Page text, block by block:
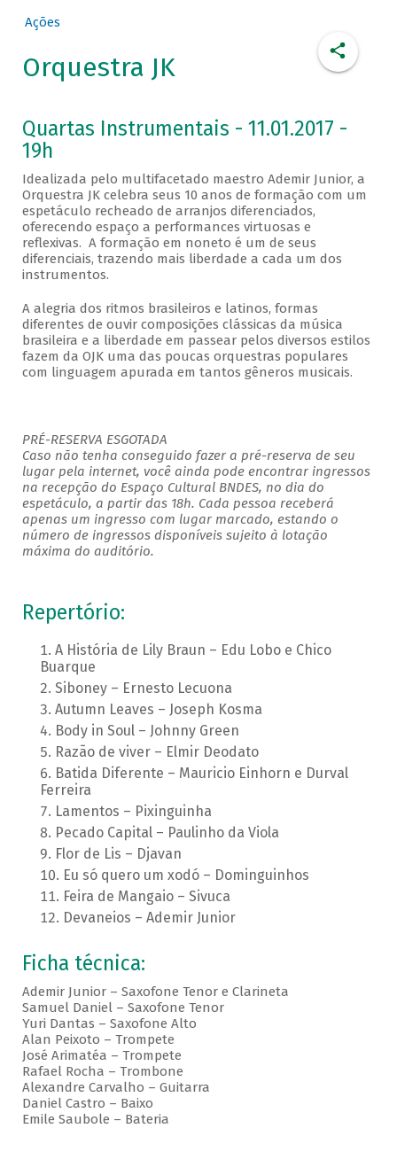
Ações
Orquestra JK
Quartas Instrumentais - 11.01.2017 -
19h
Idealizada pelo multifacetado maestro Ademir Junior, a
Orquestra JK celebra seus 10 anos de formação com um
espetáculo recheado de arranjos diferenciados,
oferecendo espaço a performances virtuosas e
reflexivas. A formação em noneto é um de seus
diferenciais, trazendo mais liberdade a cada um dos
instrumentos.
A alegria dos ritmos brasileiros e latinos, formas
diferentes de ouvir composições clássicas da música
brasileira e a liberdade em passear pelos diversos estilos
fazem da OJK uma das poucas orquestras populares
com linguagem apurada em tantos gêneros musicais.
PRÉ-RESERVA ESGOTADA
Caso não tenha conseguido fazer a pré-reserva de seu
lugar pela internet, você ainda pode encontrar ingressos
na recepção do Espaço Cultural BNDES, no dia do
espetáculo, a partir das 18h. Cada pessoa receberá
apenas um ingresso com lugar marcado, estando o
número de ingressos disponíveis sujeito à lotação
máxima do auditório.
Repertório:
A História de Lily Braun – Edu Lobo e Chico
Buarque
Siboney – Ernesto Lecuona
Autumn Leaves – Joseph Kosma
Body in Soul – Johnny Green
Razão de viver – Elmir Deodato
Batida Diferente – Mauricio Einhorn e Durval
Ferreira
Lamentos – Pixinguinha
Pecado Capital – Paulinho da Viola
Flor de Lis – Djavan
Eu só quero um xodó – Dominguinhos
Feira de Mangaio – Sivuca
Devaneios – Ademir Junior
Ficha técnica:
Ademir Junior – Saxofone Tenor e Clarineta
Samuel Daniel – Saxofone Tenor
Yuri Dantas – Saxofone Alto
Alan Peixoto – Trompete
José Arimatéa – Trompete
Rafael Rocha – Trombone
Alexandre Carvalho – Guitarra
Daniel Castro – Baixo
Emile Saubole – Bateria